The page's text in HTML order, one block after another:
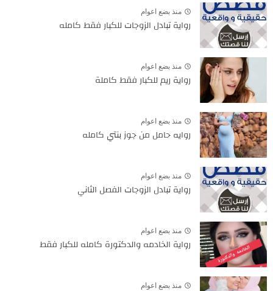
منذ بضع اعوام
رواية تبادل الزوجات للكبار فقط كامله
منذ بضع اعوام
رواية ريم للكبار فقط كاملة
منذ بضع اعوام
روايه حامل من جوز بنتي كامله
منذ بضع اعوام
رواية تبادل الزوجات الفصل الثاني
منذ بضع اعوام
رواية الخادمه والدكتورة كامله للكبار فقط
منذ بضع اعوام